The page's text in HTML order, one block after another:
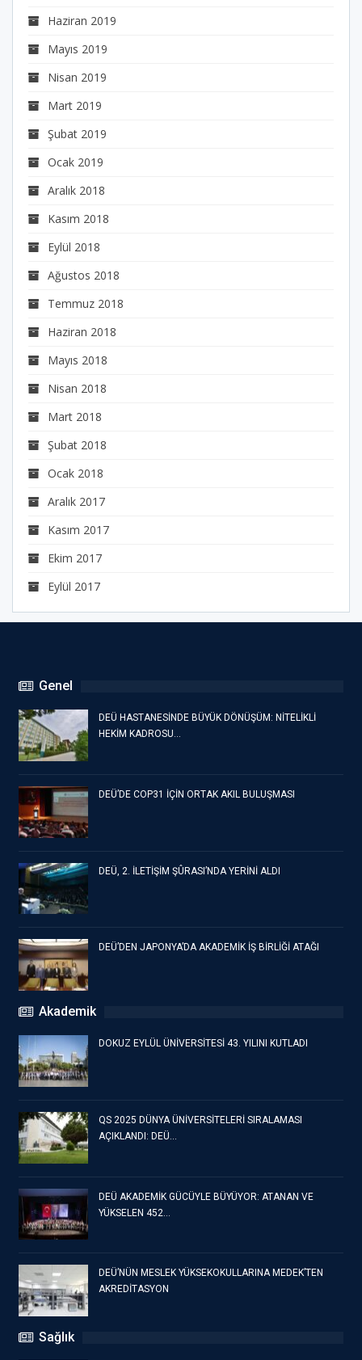
Haziran 2019
Mayıs 2019
Nisan 2019
Mart 2019
Şubat 2019
Ocak 2019
Aralık 2018
Kasım 2018
Eylül 2018
Ağustos 2018
Temmuz 2018
Haziran 2018
Mayıs 2018
Nisan 2018
Mart 2018
Şubat 2018
Ocak 2018
Aralık 2017
Kasım 2017
Ekim 2017
Eylül 2017
Genel
DEÜ HASTANESİNDE BÜYÜK DÖNÜŞÜM: NİTELİKLİ
HEKİM KADROSU…
DEÜ’DE COP31 İÇİN ORTAK AKIL BULUŞMASI
DEÜ, 2. İLETİŞİM ŞÛRASI’NDA YERİNİ ALDI
DEÜ’DEN JAPONYA’DA AKADEMİK İŞ BİRLİĞİ ATAĞI
Akademik
DOKUZ EYLÜL ÜNİVERSİTESİ 43. YILINI KUTLADI
QS 2025 DÜNYA ÜNİVERSİTELERİ SIRALAMASI
AÇIKLANDI: DEÜ…
DEÜ AKADEMİK GÜCÜYLE BÜYÜYOR: ATANAN VE
YÜKSELEN 452…
DEÜ’NÜN MESLEK YÜKSEKOKULLARINA MEDEK’TEN
AKREDİTASYON
Sağlık